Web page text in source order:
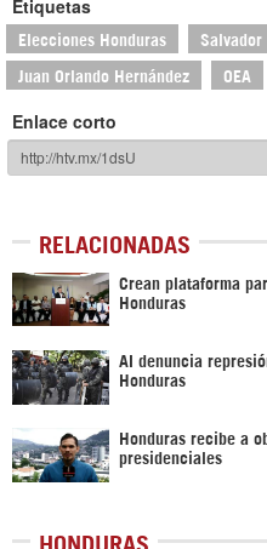
Etiquetas
Elecciones Honduras Salvador
Juan Orlando Hernández OEA
Enlace corto
RELACIONADAS
Crean plataforma
Honduras
AI denuncia
Honduras
Honduras recibe a
presidenciales
HONDURAS